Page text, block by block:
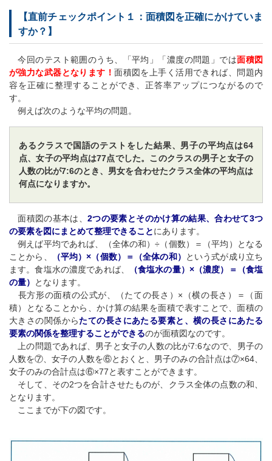
【直前チェックポイント１：面積図を正確にかけていま
すか？】
今回のテスト範囲のうち、「平均」「濃度の問題」では面積図
が強力な武器となります！面積図を上手く活用できれば、問題内
容を正確に整理することができ、正答率アップにつながるので
す。
例えば次のような平均の問題。
あるクラスで国語のテストをした結果、男子の平均点は64
点、女子の平均点は77点でした。このクラスの男子と女子の
人数の比が7:6のとき、男女を合わせたクラス全体の平均点は
何点になりますか。
面積図の基本は、2つの要素とそのかけ算の結果、合わせて3つ
の要素を図にまとめて整理できることにあります。
例えば平均であれば、（全体の和）÷（個数）＝（平均）となる
ことから、
（平均）×（個数）＝（全体の和）
という式が成り立ち
ます。食塩水の濃度であれば、
（食塩水の量）×（濃度）＝（食塩
の量）
となります。
長方形の面積の公式が、（たての長さ）×（横の長さ）＝（面
積）となることから、かけ算の結果を面積で表すことで、面積の
大きさの関係からたての長さにあたる要素と、横の長さにあたる
要素の関係を整理することができるのが面積図なのです。
上の問題であれば、男子と女子の人数の比が7:6なので、男子の
人数を⑦、女子の人数を⑥とおくと、男子のみの合計点は⑦×64、
女子のみの合計点は⑥×77と表すことができます。
そして、その2つを合計させたものが、クラス全体の点数の和、
となります。
ここまでが下の図です。